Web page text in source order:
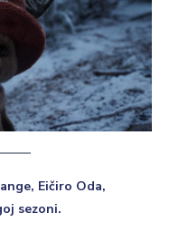
Eičiro Oda,
sezoni.